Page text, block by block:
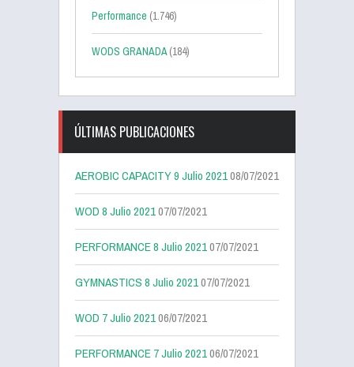
Performance (1.746)
WODS GRANADA(184)
ÚLTIMAS PUBLICACIONES
AEROBIC CAPACITY 9 Julio 202108/07/2021
WOD 8 Julio 202107/07/2021
PERFORMANCE 8 Julio 202107/07/2021
GYMNASTICS 8 Julio 202107/07/2021
WOD 7 Julio 202106/07/2021
PERFORMANCE 7 Julio 202106/07/2021